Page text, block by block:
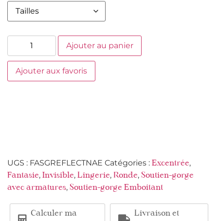
Ajouter au panier
Ajouter aux favoris
UGS : FASGREFLECTNAE Catégories : Excentrée,
Fantasie, Invisible, Lingerie, Ronde, Soutien-gorge
avec armatures, Soutien-gorge Emboitant
Calculer ma
Livraison et